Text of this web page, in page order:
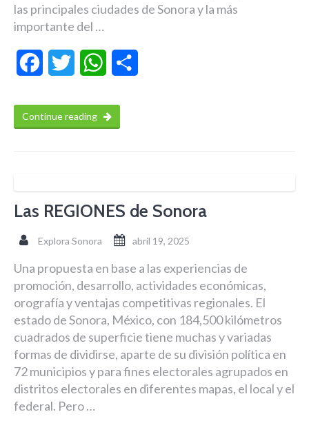
las principales ciudades de Sonora y la más
importante del …
FacebookTwitter WhatsApp
Continue reading
Las REGIONES de Sonora
Explora Sonora abril 19, 2025
Una propuesta en base a las experiencias de
promoción, desarrollo, actividades económicas,
orografía y ventajas competitivas regionales. El
estado de Sonora, México, con 184,500 kilómetros
cuadrados de superficie tiene muchas y variadas
formas de dividirse, aparte de su división política en
72 municipios y para fines electorales agrupados en
distritos electorales en diferentes mapas, el local y el
federal. Pero …